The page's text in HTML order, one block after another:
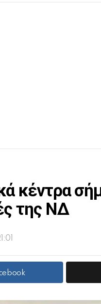
κέντρα
της ΝΔ